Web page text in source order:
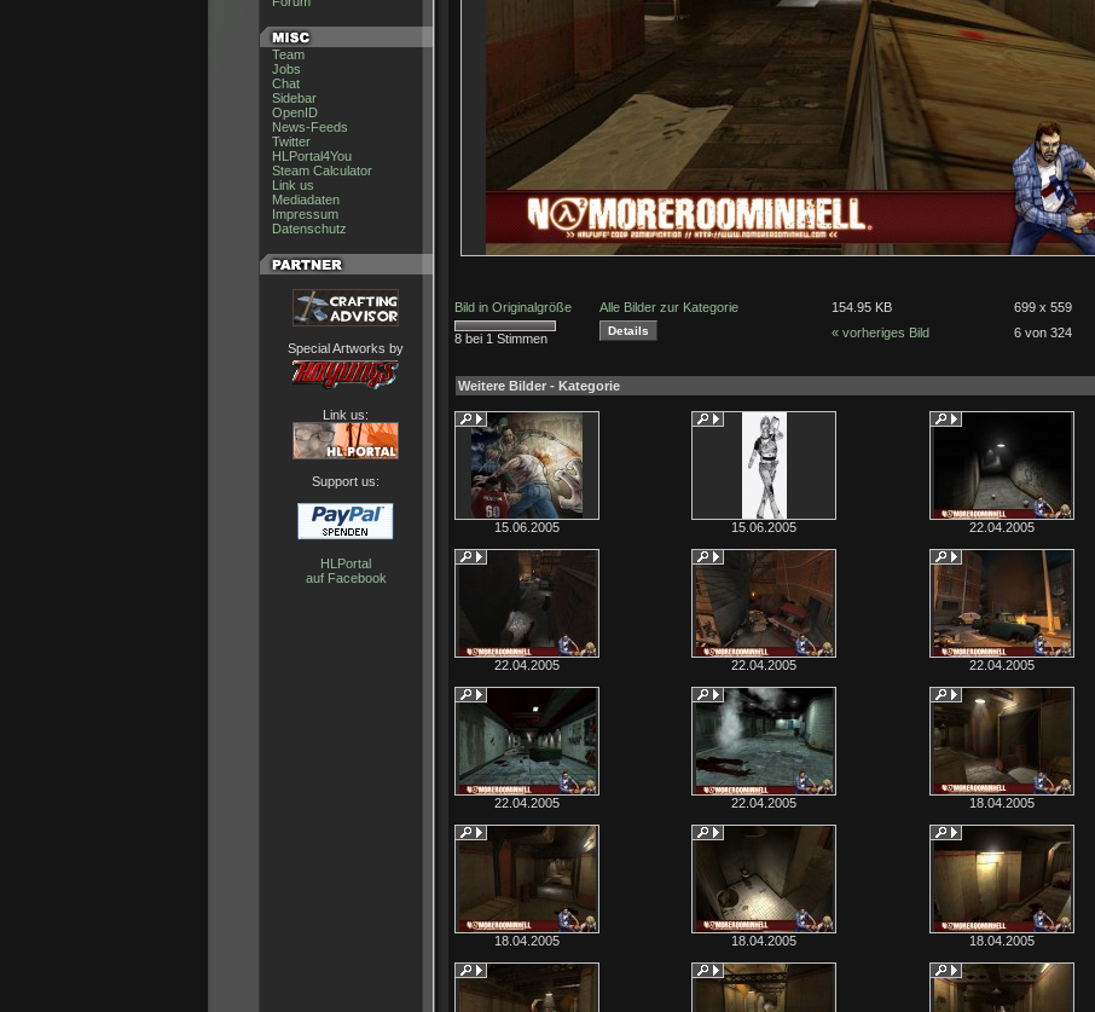
Team
Jobs
Chat
Sidebar
OpenID
News-Feeds
Twitter
HLPortal4You
Steam Calculator
Link us
Mediadaten
Impressum
Datenschutz
Special Artworks by
Link us:
Support us:
HLPortal
auf Facebook
Bild in Originalgröße Alle Bilder zur Kategorie 154.95 KB 699 x 559
8 bei 1 Stimmen « vorheriges Bild 6 von 324
Weitere Bilder - Kategorie
15.06.2005 15.06.2005 22.04.2005
22.04.2005 22.04.2005 22.04.2005
22.04.2005 22.04.2005 18.04.2005
18.04.2005 18.04.2005 18.04.2005